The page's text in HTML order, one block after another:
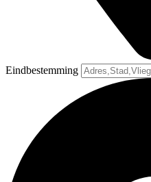
Eindbestemming